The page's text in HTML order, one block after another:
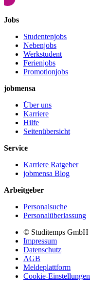
Jobs
Studentenjobs
Nebenjobs
Werkstudent
Ferienjobs
Promotionjobs
jobmensa
Über uns
Karriere
Hilfe
Seitenübersicht
Service
Karriere Ratgeber
jobmensa Blog
Arbeitgeber
Personalsuche
Personalüberlassung
© Studitemps GmbH
Impressum
Datenschutz
AGB
Meldeplattform
Cookie-Einstellungen